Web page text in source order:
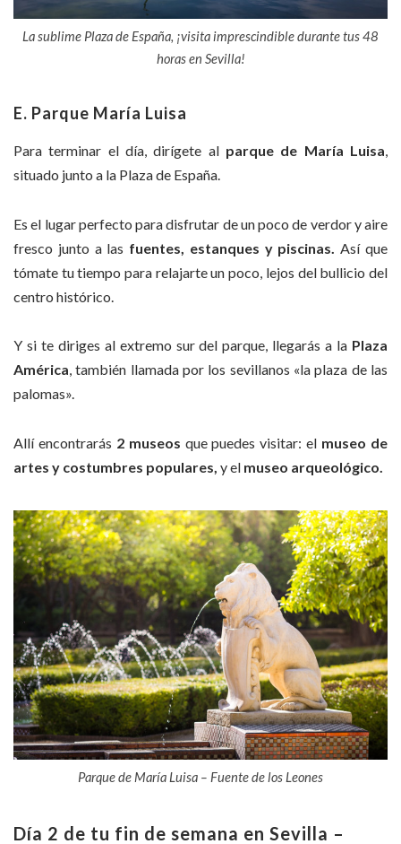
La sublime Plaza de España, ¡visita imprescindible durante tus 48
horas en Sevilla!
E. Parque María Luisa
Para terminar el día, dirígete al parque de María Luisa,
situado junto a la Plaza de España.
Es el lugar perfecto para disfrutar de un poco de verdor y aire
fresco junto a las fuentes, estanques y piscinas.
Así que
tómate tu tiempo para relajarte un poco, lejos del bullicio del
centro histórico.
Y si te diriges al extremo sur del parque, llegarás a la Plaza
América, también llamada por los sevillanos «la plaza de las
palomas».
Allí encontrarás 2 museos que puedes visitar: el museo de
artes y costumbres populares, y el museo arqueológico.
Parque de María Luisa – Fuente de los Leones
Día 2 de tu fin de semana en Sevilla –